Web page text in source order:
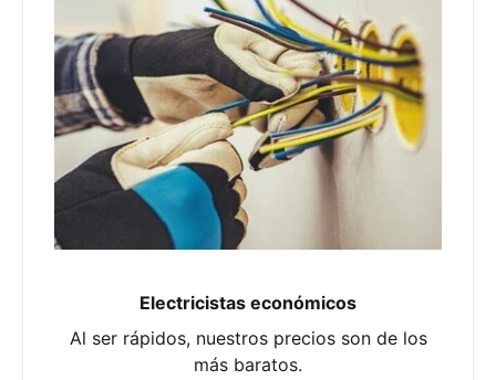
Electricistas económicos
Al ser rápidos, nuestros precios son de los
más baratos.